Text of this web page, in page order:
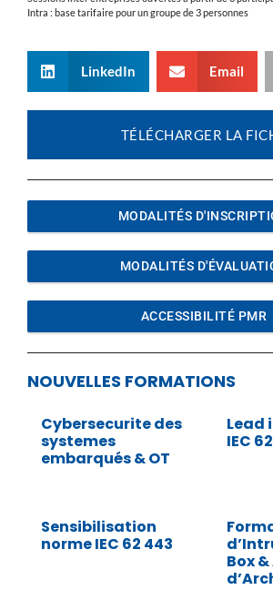
Intra : base tarifaire pour un groupe de 3 personnes
LinkedIn Email
TÉLÉCHARGER LA
MODALITÉS
MODALITÉS
ACCESSIBILITÉ PMR
NOUVELLES FORMATIONS
Cybersecurite des
systemes
embarqués & OT
Lead
IEC
Sensibilisation
norme IEC 62 443
Box